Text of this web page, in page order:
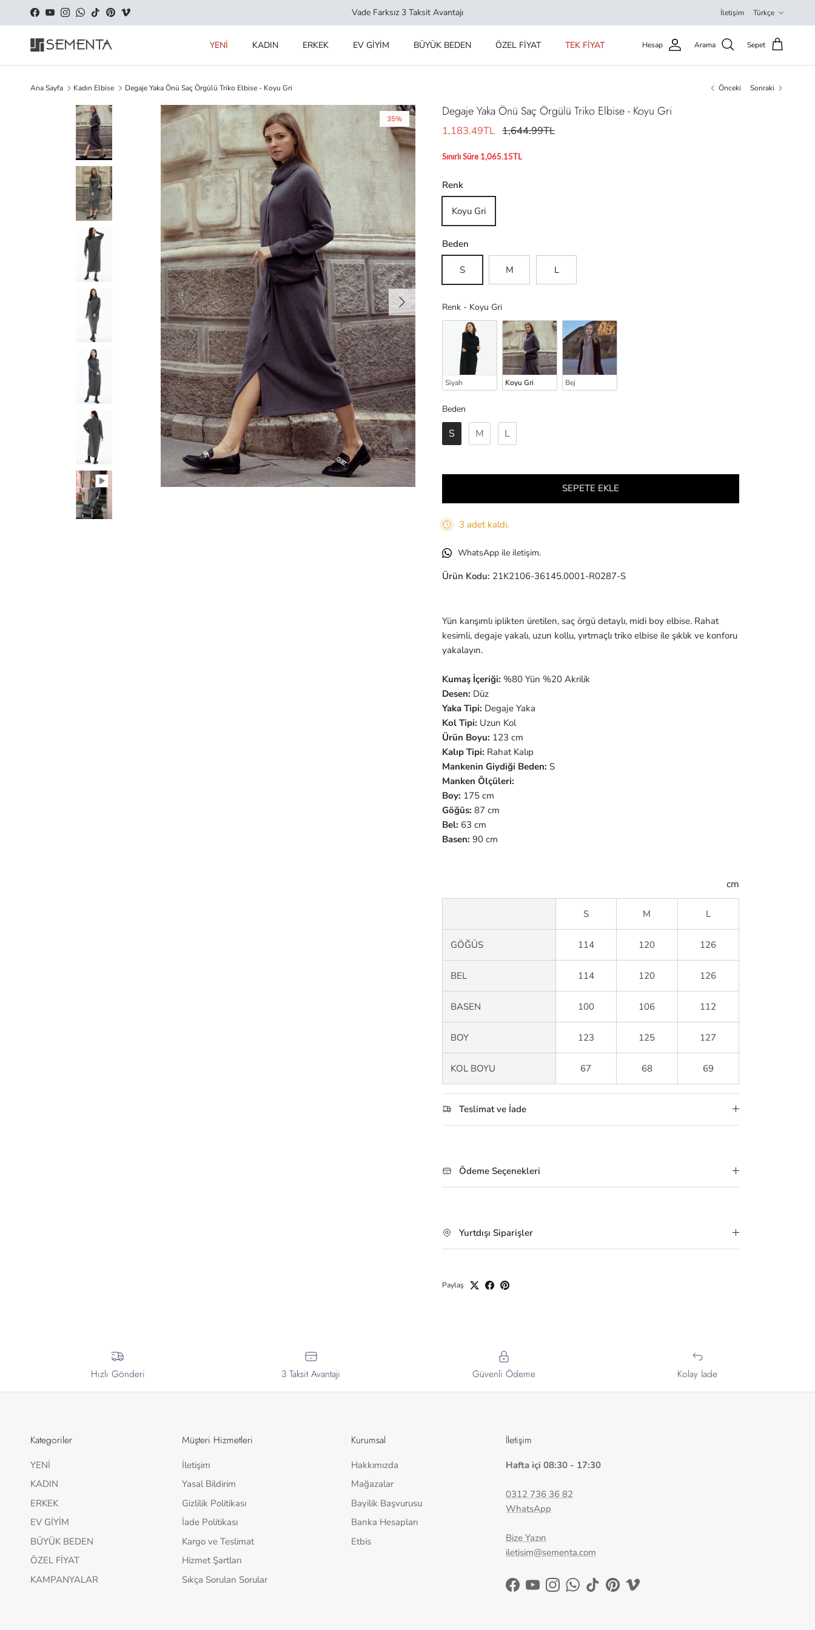
İçeriği geç
Facebook
YouTubeInstagramWhatsApp
TikTokPinterestVimeo Vade Farksız 3 Taksit Avantajı İletişim Türkçe
YENİ KADIN ERKEK EV GİYİM BÜYÜK BEDEN ÖZEL FİYAT TEK FİYAT Hesap Arama Sepet
Ana Sayfa Kadın Elbise Degaje Yaka Önü Saç Örgülü Triko Elbise - Koyu Gri Önceki Sonraki
Sonraki
35% Degaje Yaka Önü Saç Örgülü Triko Elbise - Koyu Gri
1,183.49TL 1,644.99TL
Sınırlı Süre 1,065.15TL
Renk
Koyu Gri
Beden
S M L
Renk - Koyu GriRenk
Siyah Koyu Gri Bej
Beden
Beden
S M L
SEPETE EKLE
3 adet kaldı.
WhatsApp ile iletişim.
Ürün Kodu: 21K2106-36145.0001-R0287-S
Yün karışımlı iplikten üretilen, saç örgü detaylı, midi boy elbise. Rahat
kesimli, degaje yakalı, uzun kollu, yırtmaçlı triko elbise ile şıklık ve konforu
yakalayın.
Kumaş İçeriği: %80 Yün %20 Akrilik
Desen: Düz
Yaka Tipi: Degaje Yaka
Kol Tipi: Uzun Kol
Ürün Boyu: 123 cm
Kalıp Tipi: Rahat Kalıp
Mankenin Giydiği Beden: S
Manken Ölçüleri:
Boy: 175 cm
Göğüs: 87 cm
Bel: 63 cm
Basen: 90 cm
cm
S M L
GÖĞÜS 114 120 126
BEL 114 120 126
BASEN 100 106 112
BOY 123 125 127
KOL BOYU 67 68 69
Teslimat ve İade
Ödeme Seçenekleri
Yurtdışı Siparişler
Paylaş
Hızlı Gönderi 3 Taksit Avantajı Güvenli Ödeme Kolay İade
Kategoriler
YENİ
KADIN
ERKEK
EV GİYİM
BÜYÜK BEDEN
ÖZEL FİYAT
KAMPANYALAR
Müşteri Hizmetleri
İletişim
Yasal Bildirim
Gizlilik Politikası
İade Politikası
Kargo ve Teslimat
Hizmet Şartları
Sıkça Sorulan Sorular
Kurumsal
Hakkımızda
Mağazalar
Bayilik Başvurusu
Banka Hesapları
Etbis
İletişim
Hafta içi 08:30 - 17:30
0312 736 36 82
WhatsApp
Bize Yazın
iletisim@sementa.com
Facebook
YouTubeInstagramWhatsApp
TikTokPinterestVimeo